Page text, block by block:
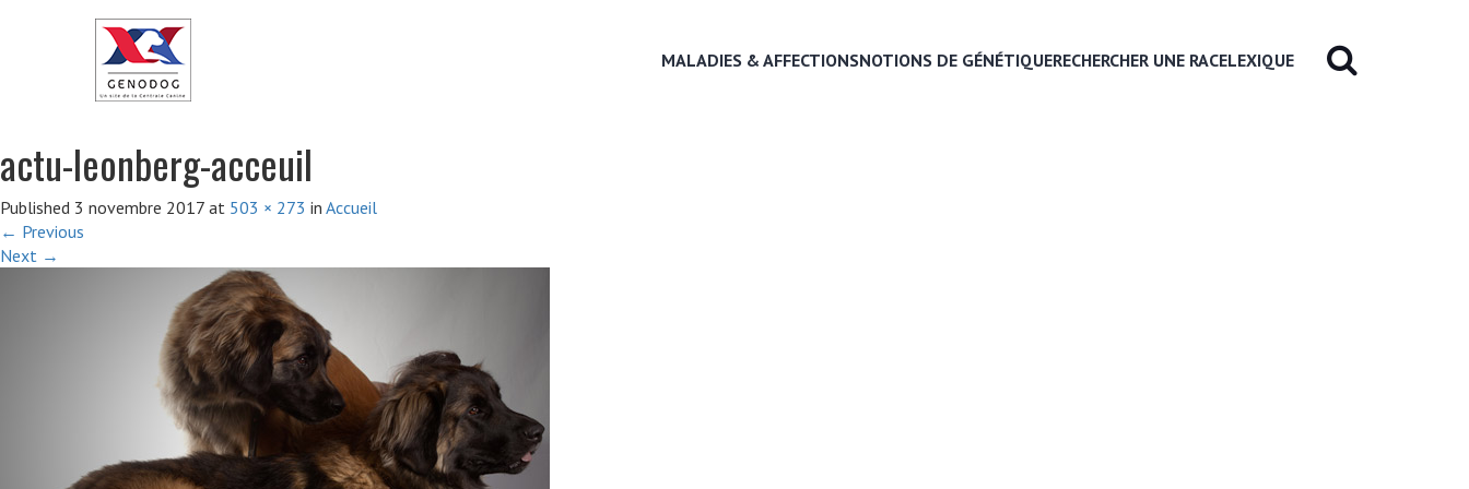
MALADIES & AFFECTIONSNOTIONS DE GÉNÉTIQUERECHERCHER UNE RACELEXIQUE
actu-leonberg-acceuil
Published 3 novembre 2017 at 503 × 273 in Accueil
← Previous
Next →